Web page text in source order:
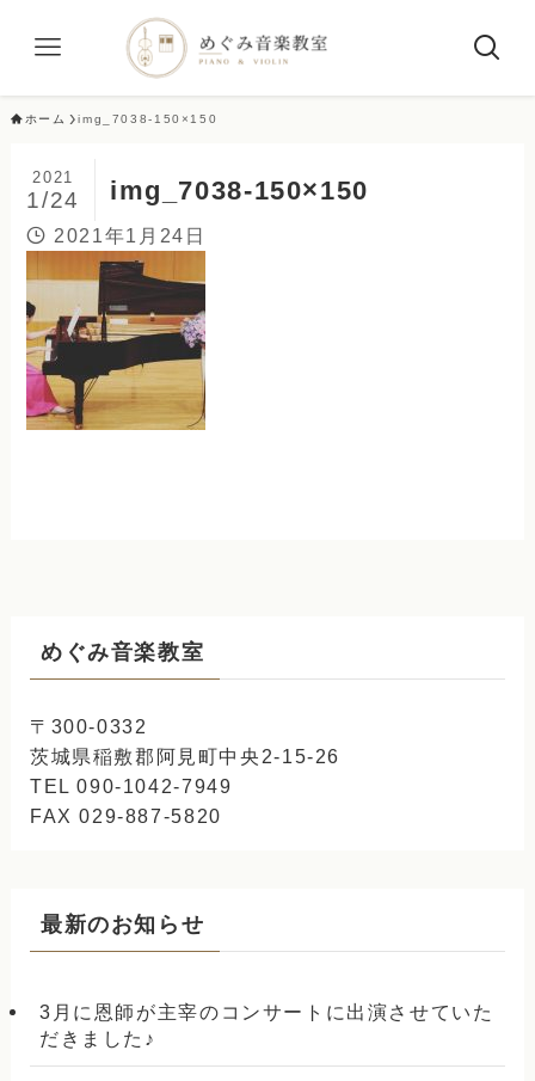
ホーム img_7038-150×150
img_7038-150×150
2021
1/24
2021年1月24日
めぐみ音楽教室
〒300-0332
茨城県稲敷郡阿見町中央2-15-26
TEL 090-1042-7949
FAX 029-887-5820
最新のお知らせ
3月に恩師が主宰のコンサートに出演させていた
だきました♪